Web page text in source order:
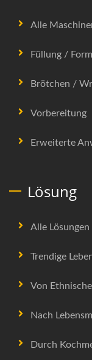
Alle
Füllung /
Brötchen /
Vorbereitung
Erweiterte
Lösung
Alle Lösungen
Trendige
Von
Nach
Durch